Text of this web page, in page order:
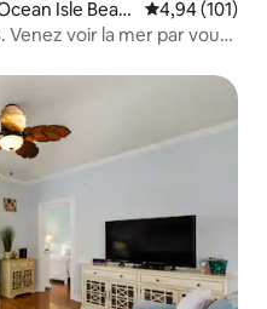
Isle Beac
Évaluation
4,94 (101)
Venez voir la mer par vous-